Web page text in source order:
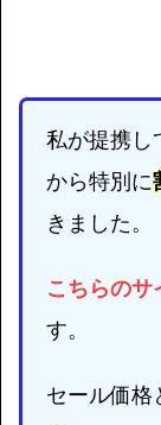
私が提携
から特別に
きました。
こちらのサ
す。
セール価格